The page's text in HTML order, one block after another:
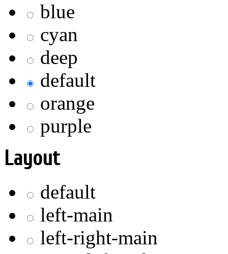
blue
cyan
deep
default
orange
purple
Layout
default
left-main
left-right-main